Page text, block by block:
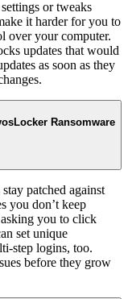
or tweaks
it harder for you to
over your computer.
updates that would
as soon as they
Ransomware
patched against
you don’t keep
you to click
set unique
step logins, too.
before they grow